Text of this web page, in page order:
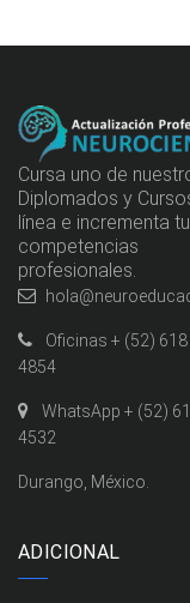
Cursa uno de
Diplomados y
línea e incrementa
competencias
profesionales.
Oficinas + (52) 618
4854
WhatsApp + (52)
4532
Durango, México.
ADICIONAL